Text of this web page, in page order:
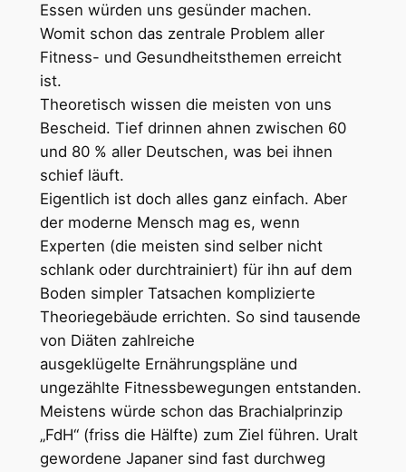
Essen würden uns gesünder machen.
Womit schon das zentrale Problem aller
Fitness- und Gesundheitsthemen erreicht
ist.
Theoretisch wissen die meisten von uns
Bescheid. Tief drinnen ahnen zwischen 60
und 80 % aller Deutschen, was bei ihnen
schief läuft.
Eigentlich ist doch alles ganz einfach. Aber
der moderne Mensch mag es, wenn
Experten (die meisten sind selber nicht
schlank oder durchtrainiert) für ihn auf dem
Boden simpler Tatsachen komplizierte
Theoriegebäude errichten. So sind tausende
von Diäten zahlreiche
ausgeklügelte Ernährungspläne und
ungezählte Fitnessbewegungen entstanden.
Meistens würde schon das Brachialprinzip
„FdH“ (friss die Hälfte) zum Ziel führen. Uralt
gewordene Japaner sind fast durchweg